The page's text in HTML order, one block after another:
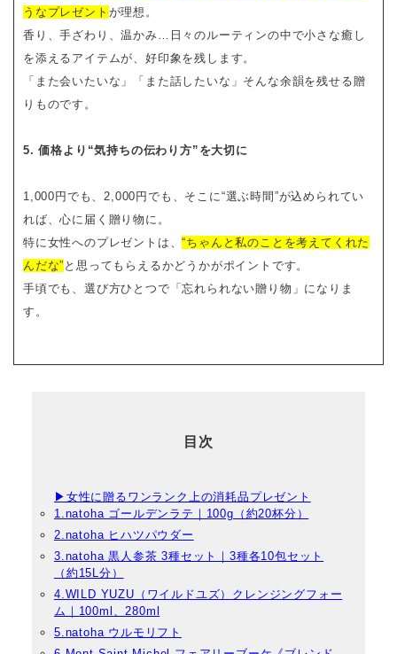
うなプレゼント が理想。
香り、手ざわり、温かみ…日々のルーティンの中で小さな癒し
を添えるアイテムが、好印象を残します。
「また会いたいな」「また話したいな」そんな余韻を残せる贈
りものです。
5. 価格より“気持ちの伝わり方”を大切に
1,000円でも、2,000円でも、そこに“選ぶ時間”が込められてい
れば、心に届く贈り物に。
特に女性へのプレゼントは、“ちゃんと私のことを考えてくれた
んだな” と思ってもらえるかどうかがポイントです。
手頃でも、選び方ひとつで「忘れられない贈り物」になりま
す。
目次
▶女性に贈るワンランク上の消耗品プレゼント
1.natoha ゴールデンラテ｜100g（約20杯分）
2.natoha ヒハツパウダー
3.natoha 黒人参茶 3種セット｜3種各10包セット
（約15L分）
4.WILD YUZU（ワイルドユズ）クレンジングフォー
ム｜100ml、280ml
5.natoha ウルモリフト